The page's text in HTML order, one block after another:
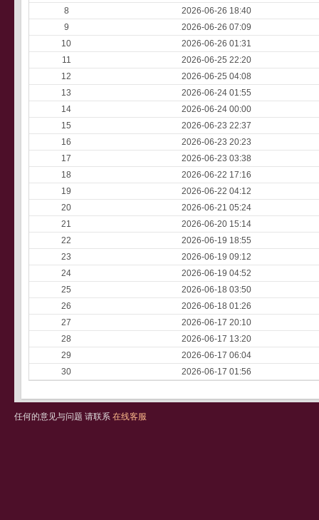
8
2026-06-26 18:40
9
2026-06-26 07:09
10
2026-06-26 01:31
11
2026-06-25 22:20
12
2026-06-25 04:08
13
2026-06-24 01:55
14
2026-06-24 00:00
15
2026-06-23 22:37
16
2026-06-23 20:23
17
2026-06-23 03:38
18
2026-06-22 17:16
19
2026-06-22 04:12
20
2026-06-21 05:24
21
2026-06-20 15:14
22
2026-06-19 18:55
23
2026-06-19 09:12
24
2026-06-19 04:52
25
2026-06-18 03:50
26
2026-06-18 01:26
27
2026-06-17 20:10
28
2026-06-17 13:20
29
2026-06-17 06:04
30
2026-06-17 01:56
任何的意见与问题 请联系 在线客服